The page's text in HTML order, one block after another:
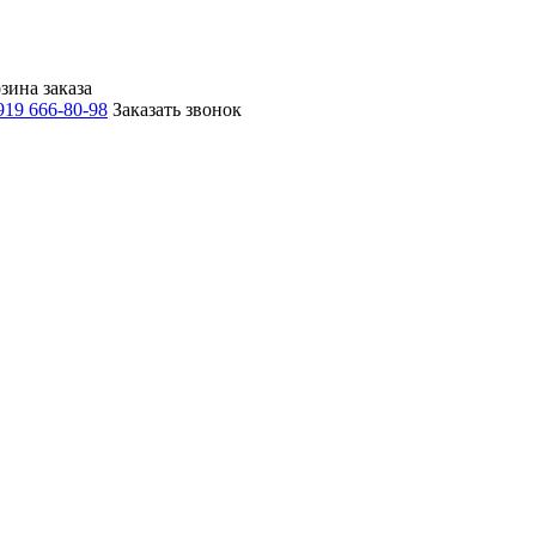
заказа
666-80-98 Заказать звонок